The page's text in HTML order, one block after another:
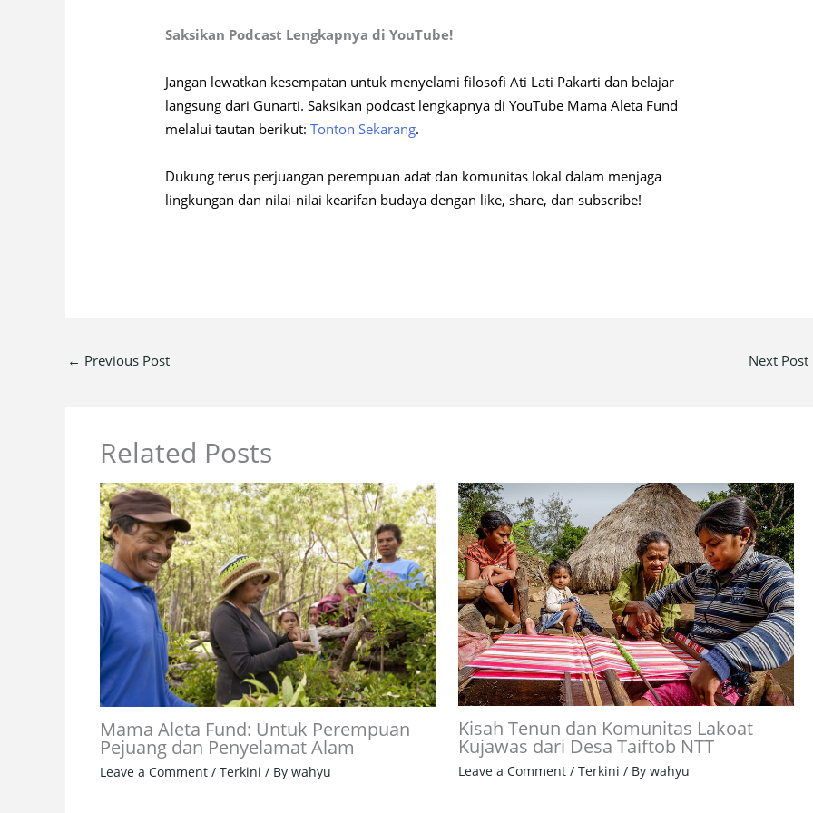
Saksikan Podcast Lengkapnya di YouTube!
Jangan lewatkan kesempatan untuk menyelami filosofi Ati Lati Pakarti dan belajar
langsung dari Gunarti. Saksikan podcast lengkapnya di YouTube Mama Aleta Fund
melalui tautan berikut:Tonton Sekarang.
Dukung terus perjuangan perempuan adat dan komunitas lokal dalam menjaga
lingkungan dan nilai-nilai kearifan budaya dengan like, share, dan subscribe!
← Previous Post Next Post
Related Posts
Mama Aleta Fund: Untuk Perempuan
Pejuang dan Penyelamat Alam
Leave a Comment / Terkini / By wahyu
Kisah Tenun dan Komunitas Lakoat
Kujawas dari Desa Taiftob NTT
Leave a Comment / Terkini / By wahyu